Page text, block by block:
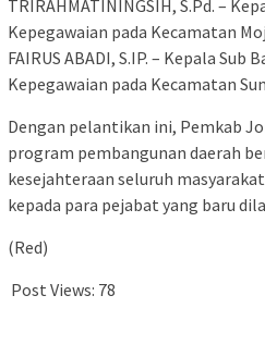
​TRIRAHMATININGSIH, S.Pd. –
Kepegawaian pada Kecamatan
​FAIRUS ABADI, S.IP. – Kepala Sub
Kepegawaian pada Kecamatan
​Dengan pelantikan ini, Pemkab
program pembangunan daerah
kesejahteraan seluruh
kepada para pejabat yang baru
(Red)
Post Views: 78